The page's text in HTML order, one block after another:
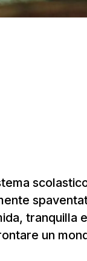
tranquilla
un